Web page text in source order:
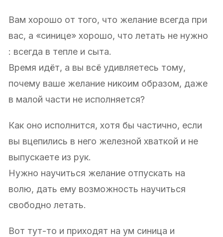
Вам хорошо от того, что желание всегда при
вас, а «синице» хорошо, что летать не нужно
: всегда в тепле и сыта.
Время идёт, а вы всё удивляетесь тому,
почему ваше желание никоим образом, даже
в малой части не исполняется?
Как оно исполнится, хотя бы частично, если
вы вцепились в него железной хваткой и не
выпускаете из рук.
Нужно научиться желание отпускать на
волю, дать ему возможность научиться
свободно летать.
Вот тут-то и приходят на ум синица и